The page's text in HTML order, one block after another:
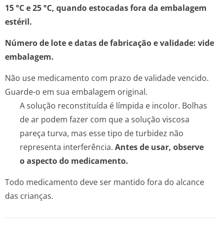
15 °C e 25 °C, quando estocadas fora da embalagem
estéril.
Número de lote e datas de fabricação e validade: vide
embalagem.
Não use medicamento com prazo de validade vencido.
Guarde-o em sua embalagem original.
A solução reconstituída é límpida e incolor. Bolhas
de ar podem fazer com que a solução viscosa
pareça turva, mas esse tipo de turbidez não
representa interferência. Antes de usar, observe
o aspecto do medicamento.
Todo medicamento deve ser mantido fora do alcance
das crianças.